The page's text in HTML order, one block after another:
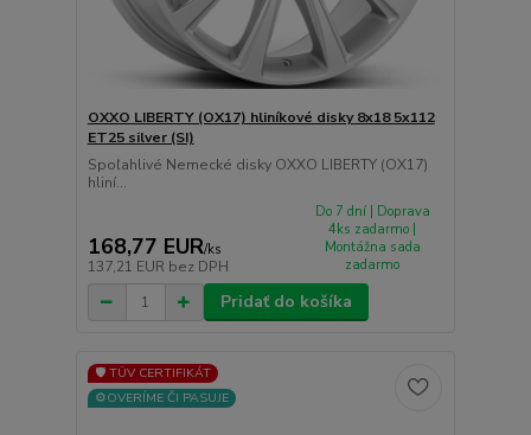
OXXO LIBERTY (OX17) hliníkové disky 8x18 5x112
ET25 silver (SI)
Spoľahlivé Nemecké disky OXXO LIBERTY (OX17)
hliní...
168,77 EUR/ks
137,21 EUR bez DPH
Do 7 dní | Doprava
4ks zadarmo |
Montážna sada
zadarmo
Pridať do košíka
🛡️ TÜV CERTIFIKÁT
⚙️OVERÍME ČI PASUJE